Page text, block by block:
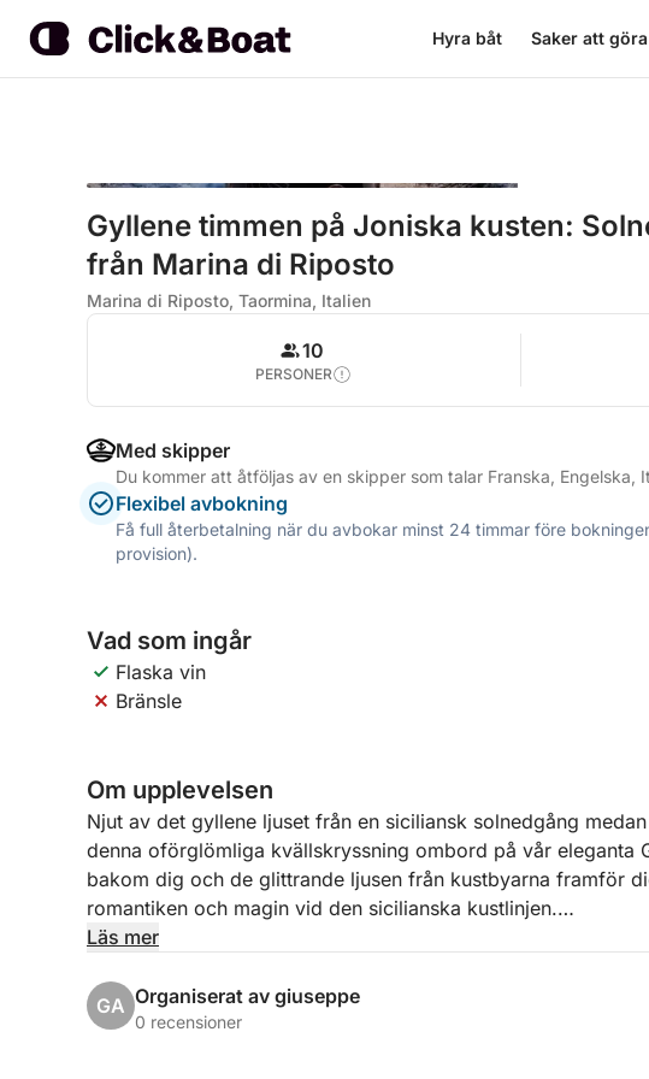
Hyra båt Saker att göra
Gyllene timmen på Joniska kusten:
från Marina di Riposto
Marina di Riposto, Taormina, Italien
10
PERSONER
Med skipper
Du kommer att åtföljas av en skipper som talar Franska, Engelska,
Flexibel avbokning
Få full återbetalning när du avbokar minst 24 timmar före
provision).
Vad som ingår
Flaska vin
Bränsle
Om upplevelsen
Njut av det gyllene ljuset från en siciliansk solnedgång
denna oförglömliga kvällskryssning ombord på vår eleganta
bakom dig och de glittrande ljusen från kustbyarna framför
romantiken och magin vid den sicilianska kustlinjen.
dramatiska lavaformade kusten, med en första naturskön
Giardini Naxos. När solen börjar sjunka lägre glider vi förbi
Läs mer
GA Organiserat av giuseppe
0 recensioner